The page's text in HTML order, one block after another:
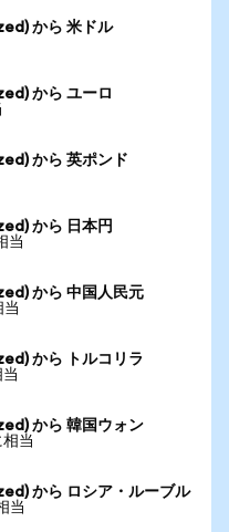
から 米ドル
から ユーロ
から 英ポンド
から 日本円
当
から 中国人民元
から トルコリラ
から 韓国ウォン
当
から ロシア・ルーブル
当